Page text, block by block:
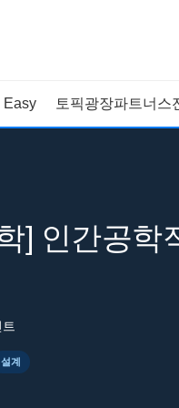
Easy 토픽광장파트너스
] 인간공학
설계